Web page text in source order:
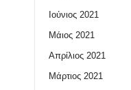
Ιούνιος 2021
Μάιος 2021
Απρίλιος 2021
Μάρτιος 2021